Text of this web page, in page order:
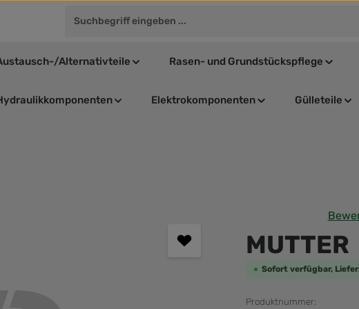
Alternativteile Rasen- und Grundstückspflege
Elektrokomponenten Gülleteile
MUTTER
Sofort verfügbar,
Produktnummer: